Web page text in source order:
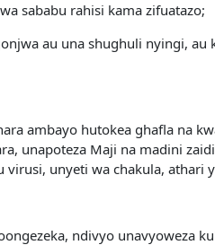
sababu rahisi kama zifuatazo;
au una shughuli nyingi,
ambayo hutokea ghafla na
unapoteza Maji na madini
unyeti wa chakula, athari
ndivyo unavyoweza